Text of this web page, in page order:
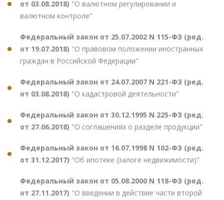
от 03.08.2018) "О валютном регулировании и
валютном контроле"
Федеральный закон от 25.07.2002 N 115-ФЗ (ред.
от 19.07.2018) "О правовом положении иностранных
граждан в Российской Федерации"
Федеральный закон от 24.07.2007 N 221-ФЗ (ред.
от 03.08.2018) "О кадастровой деятельности"
Федеральный закон от 30.12.1995 N 225-ФЗ (ред.
от 27.06.2018) "О соглашениях о разделе продукции"
Федеральный закон от 16.07.1998 N 102-ФЗ (ред.
от 31.12.2017) "Об ипотеке (залоге недвижимости)"
Федеральный закон от 05.08.2000 N 118-ФЗ (ред.
от 27.11.2017) "О введении в действие части второй